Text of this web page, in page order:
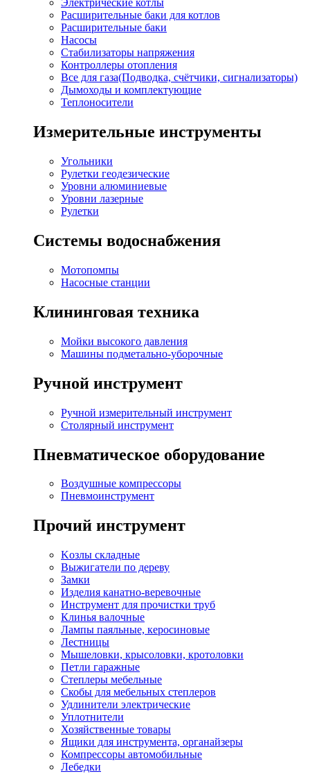
Электрические котлы
Расширительные баки для котлов
Расширительные баки
Насосы
Стабилизаторы напряжения
Контроллеры отопления
Все для газа(Подводка, счётчики, сигнализаторы)
Дымоходы и комплектующие
Теплоносители
Измерительные инструменты
Угольники
Рулетки геодезические
Уровни алюминиевые
Уровни лазерные
Рулетки
Системы водоснабжения
Мотопомпы
Насосные станции
Клининговая техника
Мойки высокого давления
Машины подметально-уборочные
Ручной инструмент
Ручной измерительный инструмент
Столярный инструмент
Пневматическое оборудование
Воздушные компрессоры
Пневмоинструмент
Прочий инструмент
Kозлы складные
Выжигатели по дереву
Замки
Изделия канатно-веревочные
Инструмент для прочистки труб
Клинья валочные
Лампы паяльные, керосиновые
Лестницы
Мышеловки, крысоловки, кротоловки
Петли гаражные
Степлеры мебельные
Скобы для мебельных степлеров
Удлинители электрические
Уплотнители
Хозяйственные товары
Ящики для инструмента, органайзеры
Компрессоры автомобильные
Лебедки